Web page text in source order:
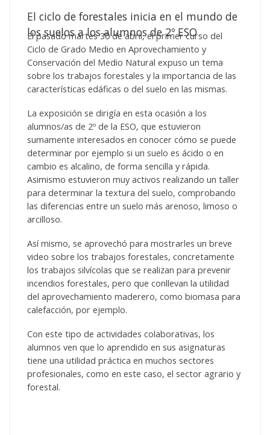
El ciclo de forestales inicia en el mundo de
los suelos a los alumnos de 2º ESO
El pasado martes 30 de abril, el primer curso del
Ciclo de Grado Medio en Aprovechamiento y
Conservación del Medio Natural expuso un tema
sobre los trabajos forestales y la importancia de las
características edáficas o del suelo en las mismas.
La exposición se dirigía en esta ocasión a los
alumnos/as de 2º de la ESO, que estuvieron
sumamente interesados en conocer cómo se puede
determinar por ejemplo si un suelo es ácido o en
cambio es alcalino, de forma sencilla y rápida.
Asimismo estuvieron muy activos realizando un taller
para determinar la textura del suelo, comprobando
las diferencias entre un suelo más arenoso, limoso o
arcilloso.
Así mismo, se aprovechó para mostrarles un breve
video sobre los trabajos forestales, concretamente
los trabajos silvícolas que se realizan para prevenir
incendios forestales, pero que conllevan la utilidad
del aprovechamiento maderero, como biomasa para
calefacción, por ejemplo.
Con este tipo de actividades colaborativas, los
alumnos ven que lo aprendido en sus asignaturas
tiene una utilidad práctica en muchos sectores
profesionales, como en este caso, el sector agrario y
forestal.